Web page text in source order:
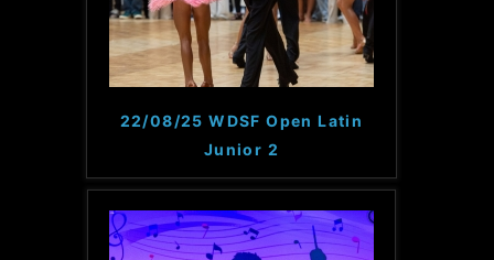
22/08/25 WDSF Open Latin
Junior 2